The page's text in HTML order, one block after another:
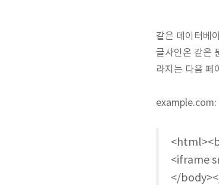
같은 데이터베
글사인온 같은
라지는 다음
<iframe
</